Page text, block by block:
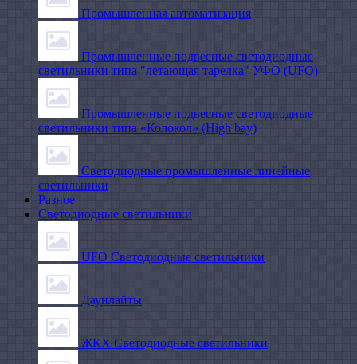
Промышленная автоматизация
Промышленные подвесные cветодиодные
светильники типа "летающая тарелка" УФО (UFO)
Промышленные подвесные cветодиодные
светильники типа «Колокол» (High bay)
Светодиодные промышленные линейные
светильники
Разное
Светодиодные светильники
UFO Светодиодные светильники
Даунлайты
ЖКХ Светодиодные светильники